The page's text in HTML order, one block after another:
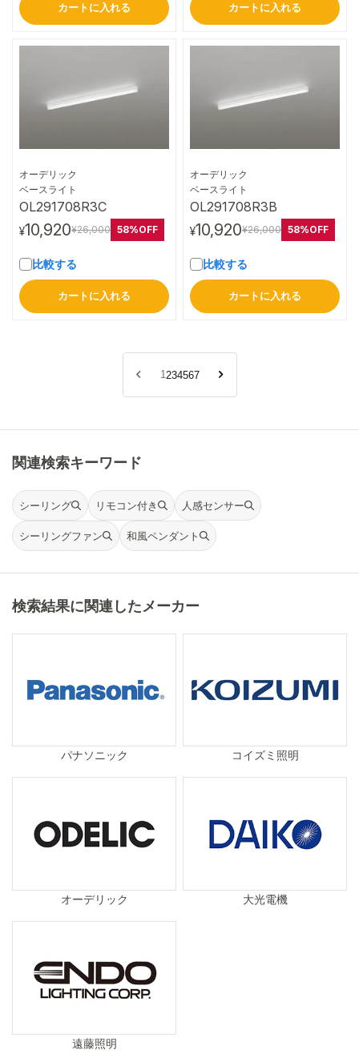
カートに入れる カートに入れる
オーデリック
ベースライト
OL291708R3C
¥10,920¥26,000 58%OFF
比較する
カートに入れる
オーデリック
ベースライト
OL291708R3B
¥10,920¥26,000 58%OFF
比較する
カートに入れる
1234567
関連検索キーワード
シーリング リモコン付き 人感センサー
シーリングファン 和風ペンダント
検索結果に関連したメーカー
パナソニック コイズミ照明
オーデリック 大光電機
遠藤照明